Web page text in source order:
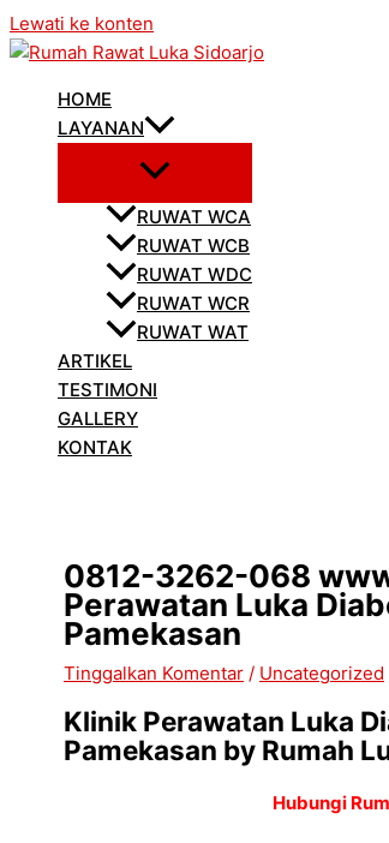
Lewati ke konten
HOME
LAYANAN
RUWAT WCA
RUWAT WCB
RUWAT WDC
RUWAT WCR
RUWAT WAT
ARTIKEL
TESTIMONI
GALLERY
KONTAK
0812-3262-068
Perawatan Luka
Pamekasan
Tinggalkan Komentar / Uncategorized
Klinik Perawatan Luka
Pamekasan by Rumah
Hubungi